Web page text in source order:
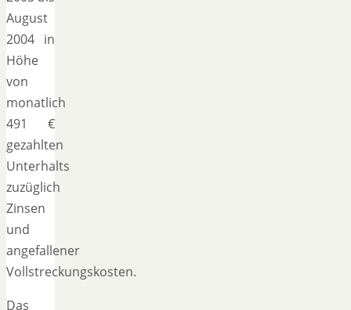
August
2004 in
Höhe
von
monatlich
491 €
gezahlten
Unterhalts
zuzüglich
Zinsen
und
angefallener
Vollstreckungskosten.
Das